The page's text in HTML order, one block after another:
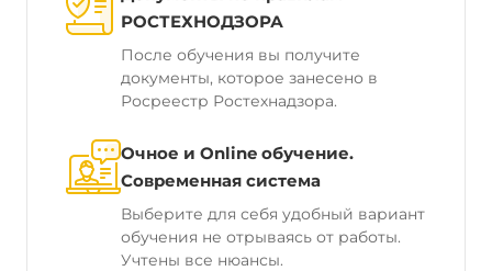
РОСТЕХНОДЗОРА
После обучения вы получите
документы, которое занесено в
Росреестр Ростехнадзора.
Очное и Online обучение.
Современная система
Выберите для себя удобный вариант
обучения не отрываясь от работы.
Учтены все нюансы.